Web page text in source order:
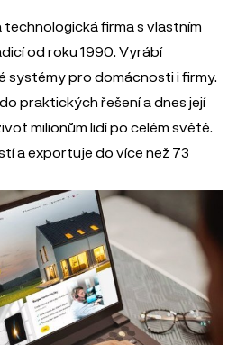
technologická firma s vlastním
od roku 1990. Vyrábí
systémy pro domácnosti i firmy.
praktických řešení a dnes její
milionům lidí po celém světě.
a exportuje do více než 73